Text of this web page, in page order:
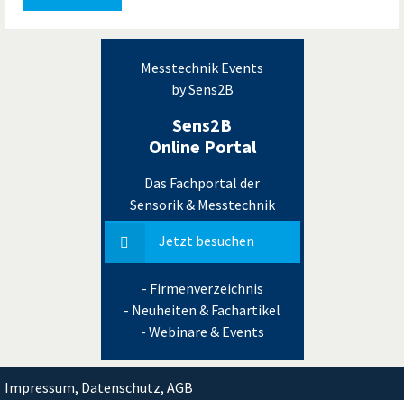
Messtechnik Events
by Sens2B
Sens2B
Online Portal
Das Fachportal der
Sensorik & Messtechnik
Jetzt besuchen
- Firmenverzeichnis
- Neuheiten & Fachartikel
- Webinare & Events
Impressum, Datenschutz, AGB